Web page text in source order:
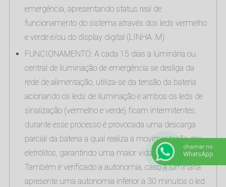
emergência, apresentando status real de
funcionamento do sistema através dos leds vermelho
e verde e/ou do display digital (LINHA .M)
FUNCIONAMENTO: A cada 15 dias a luminária ou
central de iluminação de emergência se desliga da
rede de alimentação, utiliza-se da tensão da bateria
acionando os leds de iluminação e ambos os leds de
sinalização (vermelho e verde) ficam intermitentes,
durante esse processo é provocada uma descarga
parcial da bateria a qual realiza a movimentação dos
eletrólitos, garantindo uma maior vida útil da mesma.
Também é verificado a autonomia, caso a luminária
apresente uma autonomia inferior a 30 minutos o led
chamar no
WhatsApp